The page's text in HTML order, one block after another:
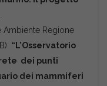
Ambiente Regione
“L’Osservatorio
dei punti
dei mammiferi